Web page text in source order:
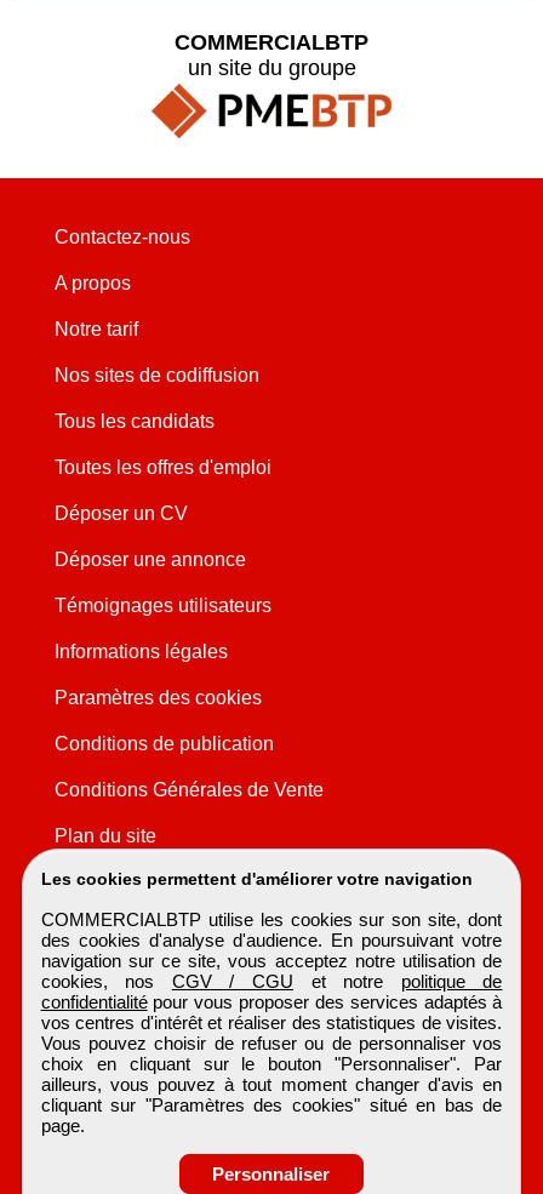
Les cookies permettent d'améliorer votre navigation
COMMERCIALBTP utilise les cookies sur son site, dont
des cookies d'analyse d'audience. En poursuivant votre
navigation sur ce site, vous acceptez notre utilisation de
cookies, nos CGV / CGU et notre politique de
confidentialitépour vous proposer des services adaptés à
vos centres d'intérêt et réaliser des statistiques de visites.
Vous pouvez choisir de refuser ou de personnaliser vos
choix en cliquant sur le bouton "Personnaliser". Par
ailleurs, vous pouvez à tout moment changer d'avis en
cliquant sur "Paramètres des cookies" situé en bas de
page.
Personnaliser
COMMERCIALBTP
un site du groupe
Contactez-nous
A propos
Notre tarif
Nos sites de codiffusion
Tous les candidats
Toutes les offres d'emploi
Déposer un CV
Déposer une annonce
Témoignages utilisateurs
Informations légales
Paramètres des cookies
Conditions de publication
Conditions Générales de Vente
Plan du site